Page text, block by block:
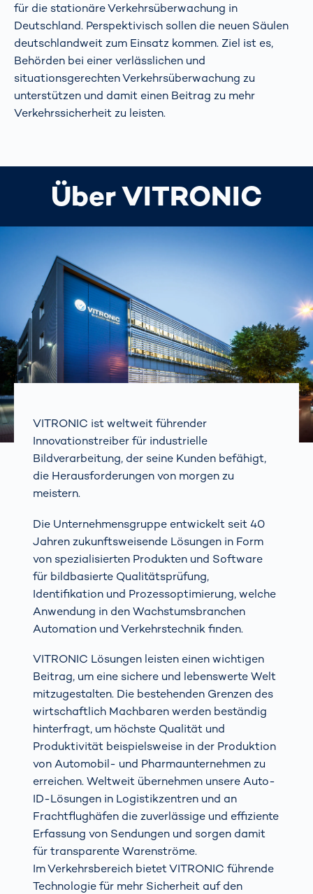
für die stationäre Verkehrsüberwachung in
Deutschland. Perspektivisch sollen die neuen Säulen
deutschlandweit zum Einsatz kommen. Ziel ist es,
Behörden bei einer verlässlichen und
situationsgerechten Verkehrsüberwachung zu
unterstützen und damit einen Beitrag zu mehr
Verkehrssicherheit zu leisten.
Über VITRONIC
VITRONIC ist weltweit führender
Innovationstreiber für industrielle
Bildverarbeitung, der seine Kunden befähigt,
die Herausforderungen von morgen zu
meistern.
Die Unternehmensgruppe entwickelt seit 40
Jahren zukunftsweisende Lösungen in Form
von spezialisierten Produkten und Software
für bildbasierte Qualitätsprüfung,
Identifikation und Prozessoptimierung, welche
Anwendung in den Wachstumsbranchen
Automation und Verkehrstechnik finden.
VITRONIC Lösungen leisten einen wichtigen
Beitrag, um eine sichere und lebenswerte Welt
mitzugestalten. Die bestehenden Grenzen des
wirtschaftlich Machbaren werden beständig
hinterfragt, um höchste Qualität und
Produktivität beispielsweise in der Produktion
von Automobil- und Pharmaunternehmen zu
erreichen. Weltweit übernehmen unsere Auto-
ID-Lösungen in Logistikzentren und an
Frachtflughäfen die zuverlässige und effiziente
Erfassung von Sendungen und sorgen damit
für transparente Warenströme.
Im Verkehrsbereich bietet VITRONIC führende
Technologie für mehr Sicherheit auf den